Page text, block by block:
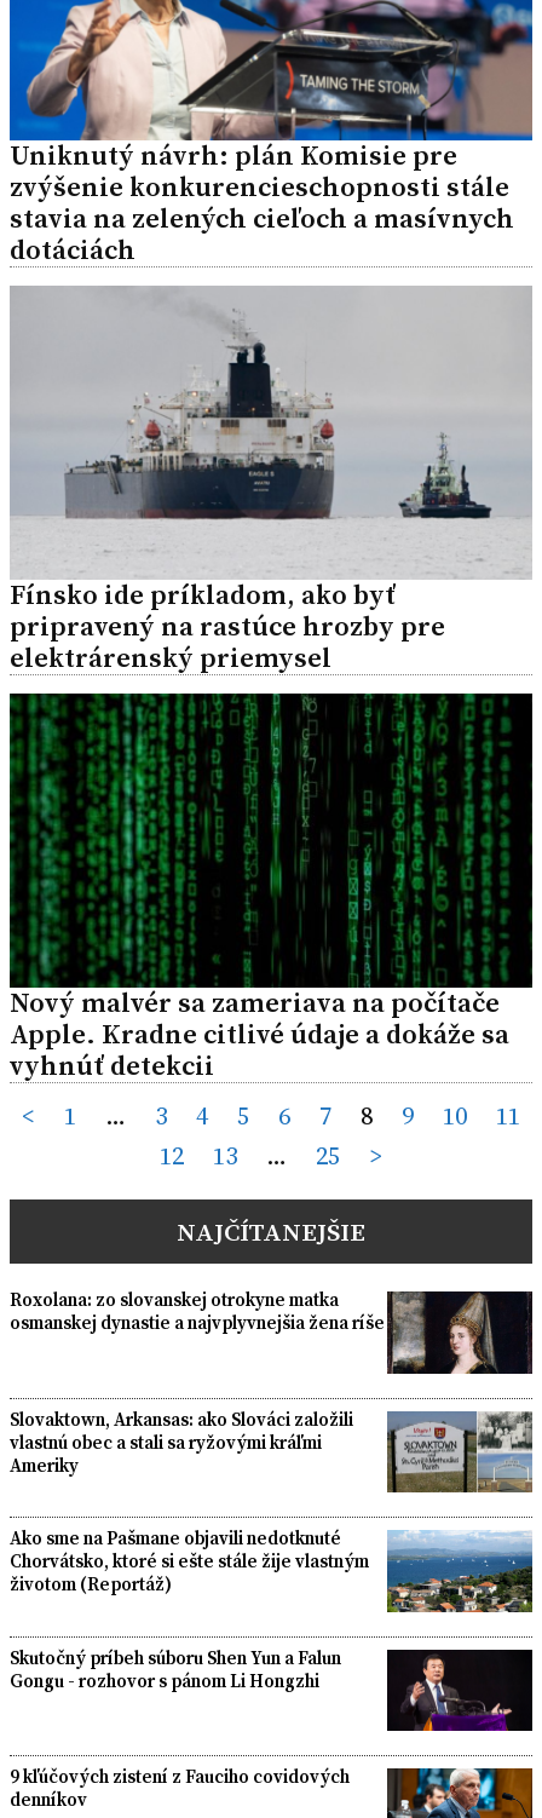
Uniknutý návrh: plán Komisie pre
zvýšenie konkurencieschopnosti stále
stavia na zelených cieľoch a masívnych
dotáciách
Fínsko ide príkladom, ako byť
pripravený na rastúce hrozby pre
elektrárenský priemysel
Nový malvér sa zameriava na počítače
Apple. Kradne citlivé údaje a dokáže sa
vyhnúť detekcii
Posts
< 1 … 3 4 5 6 7 8 9 10
11
12
13 … 25 >
NAJČÍTANEJŠIE
Roxolana: zo slovanskej otrokyne matka
osmanskej dynastie a najvplyvnejšia žena ríše
Slovaktown, Arkansas: ako Slováci založili
vlastnú obec a stali sa ryžovými kráľmi
Ameriky
Ako sme na Pašmane objavili nedotknuté
Chorvátsko, ktoré si ešte stále žije vlastným
životom (Reportáž)
Skutočný príbeh súboru Shen Yun a Falun
Gongu - rozhovor s pánom Li Hongzhi
9 kľúčových zistení z Fauciho covidových
denníkov